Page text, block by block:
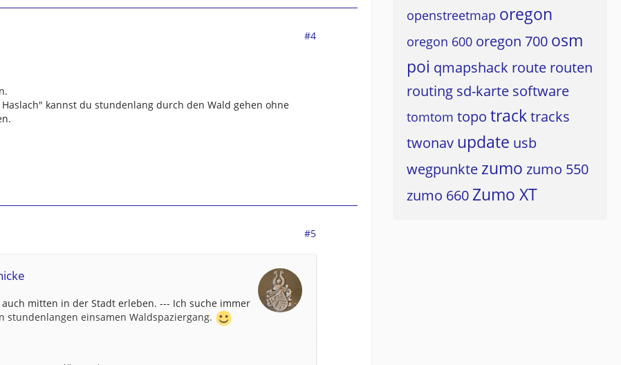
#4
kannst du stundenlang durch den Wald gehen ohne
#5
auch mitten in der Stadt erleben. --- Ich suche immer
stundenlangen einsamen Waldspaziergang.
openstreetmap oregon
oregon 600 oregon 700 osm
poi qmapshack route routen
routing sd-karte software
tomtom topo tracktracks
twonav update usb
wegpunkte zumo zumo 550
zumo 660 Zumo XT